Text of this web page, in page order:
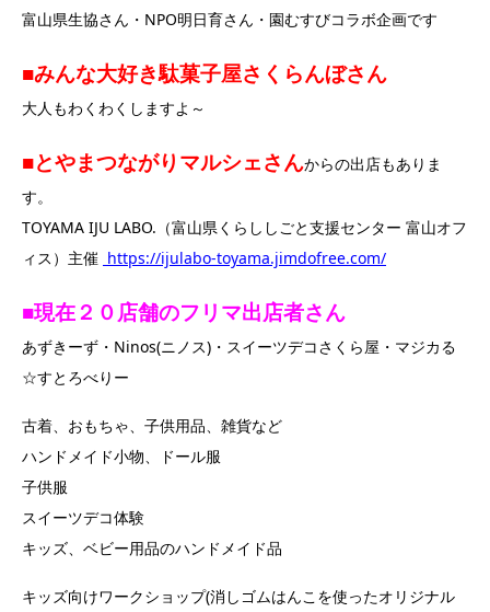
富山県生協さん・NPO明日育さん・園むすびコラボ企画です
■みんな大好き駄菓子屋さくらんぼさん
大人もわくわくしますよ～
■とやまつながりマルシェさんからの出店もありま
す。
TOYAMA IJU LABO. （富山県くらししごと支援センター 富山オフ
ィス）主催 https://ijulabo-toyama.jimdofree.com/
■現在２０店舗のフリマ出店者さん
あずきーず・Ninos(ニノス)・スイーツデコさくら屋・マジカる
☆すとろべりー
古着、おもちゃ、子供用品、雑貨など
ハンドメイド小物、ドール服
子供服
スイーツデコ体験
キッズ、ベビー用品のハンドメイド品
キッズ向けワークショップ(消しゴムはんこを使ったオリジナル